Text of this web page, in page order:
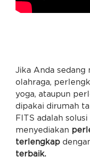
Jika Anda sedang
olahraga,
yoga, ataupun
dipakai dirumah
FITS adalah
menyediakan
terlengkap
terbaik.